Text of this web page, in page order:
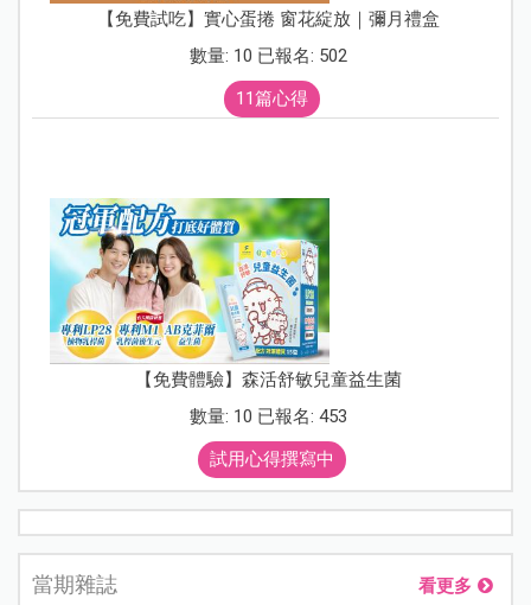
【免費試吃】實心蛋捲 窗花綻放｜彌月禮盒
數量: 10 已報名: 502
11篇心得
【免費體驗】森活舒敏兒童益生菌
數量: 10 已報名: 453
試用心得撰寫中
當期雜誌 看更多